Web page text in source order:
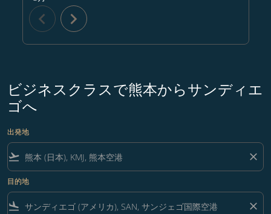
chevron_left chevron_right
ビジネスクラスで熊本からサンディエ
ゴへ
出発地
flight_takeoff close
目的地
flight_land close